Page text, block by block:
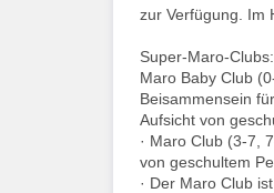
zur Verfügung. Im
Super-Maro-Clubs:
Maro Baby Club
Beisammensein
Aufsicht von
· Maro Club (3-7,
von geschultem
· Der Maro Club